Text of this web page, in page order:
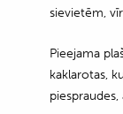
sievietēm,
Pieejama
kaklarotas,